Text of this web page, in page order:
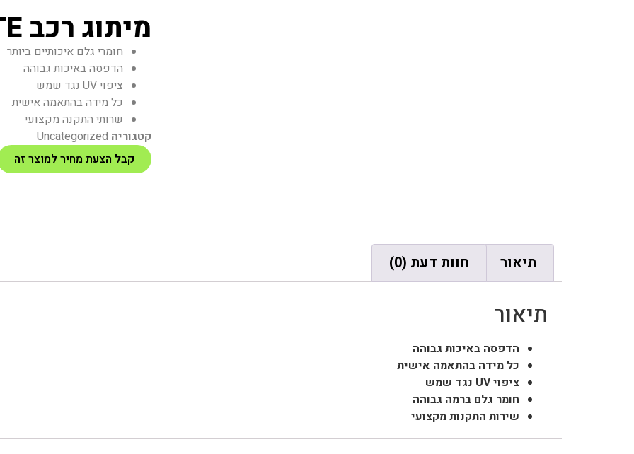
מיתוג רכב PRIVATE
חומרי גלם איכותיים ביותר
הדפסה באיכות גבוהה
ציפוי UV נגד שמש
כל מידה בהתאמה אישית
שרותי התקנה מקצועי
קטגוריה Uncategorized
קבל הצעת מחיר למוצר זה
תיאור חוות דעת (0)
תיאור
הדפסה באיכות גבוהה
כל מידה בהתאמה אישית
ציפוי UV נגד שמש
חומר גלם ברמה גבוהה
שירות התקנות מקצועי